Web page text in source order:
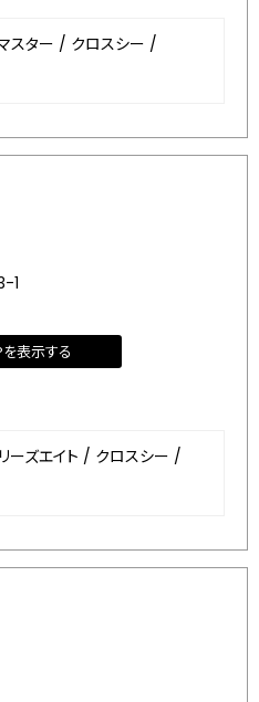
スター / クロスシー /
1
表示する
ーズエイト / クロスシー /